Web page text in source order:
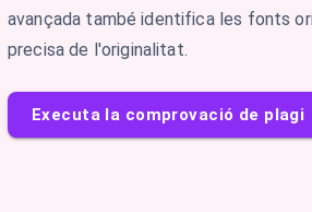
avançada també identifica les fonts
precisa de l'originalitat.
Executa la comprovació de plagi